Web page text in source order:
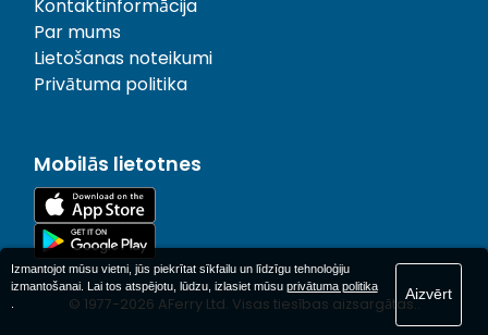
Kontaktinformācija
Par mums
Lietošanas noteikumi
Privātuma politika
Mobilās lietotnes
© 1977-2026 AFerry Ltd. Visas tiesības aizsargātas..
Izmantojot mūsu vietni, jūs piekrītat sīkfailu un līdzīgu tehnoloģiju
izmantošanai. Lai tos atspējotu, lūdzu, izlasiet mūsu privātuma politika
Aizvērt